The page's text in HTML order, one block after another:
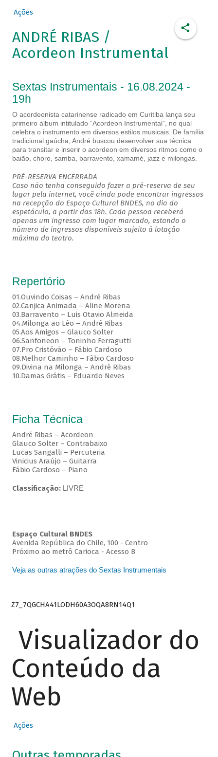
Ações
ANDRÉ RIBAS /
Acordeon Instrumental
Sextas Instrumentais - 16.08.2024 -
19h
O acordeonista catarinense radicado em Curitiba lança seu
primeiro álbum intitulado “Acordeon Instrumental”, no qual
celebra o instrumento em diversos estilos musicais. De família
tradicional gaúcha, André buscou desenvolver sua técnica
para transitar e inserir o acordeon em diversos ritmos como o
baião, choro, samba, barravento, xamamé, jazz e milongas.
PRÉ-RESERVA ENCERRADA
Caso não tenha conseguido fazer a pré-reserva de seu
lugar pela internet, você ainda pode encontrar ingressos
na recepção do Espaço Cultural BNDES, no dia do
espetáculo, a partir das 18h. Cada pessoa receberá
apenas um ingresso com lugar marcado, estando o
número de ingressos disponíveis sujeito à lotação
máxima do teatro.
Repertório
01.Ouvindo Coisas – André Ribas
02.Canjica Animada – Aline Morena
03.Barravento – Luis Otavio Almeida
04.Milonga ao Léo – André Ribas
05.Aos Amigos – Glauco Solter
06.Sanfoneon – Toninho Ferragutti
07.Pro Cristóvão – Fábio Cardoso
08.Melhor Caminho – Fábio Cardoso
09.Divina na Milonga – André Ribas
10.Damas Grátis – Eduardo Neves
Ficha Técnica
André Ribas – Acordeon
Glauco Solter – Contrabaixo
Lucas Sangalli – Percuteria
Vinicius Araújo – Guitarra
Fábio Cardoso – Piano
Classificação: LIVRE
Espaço Cultural BNDES
Avenida República do Chile, 100 - Centro
Próximo ao metrô Carioca - Acesso B
Veja as outras atrações do Sextas Instrumentais
Z7_7QGCHA41LODH60A3OQA8RN14Q1
Visualizador do
Conteúdo da
Web
Ações